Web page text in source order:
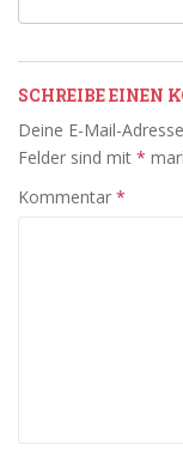
SCHREIBE EINEN
Deine E-Mail-
Felder sind mit *
Kommentar *